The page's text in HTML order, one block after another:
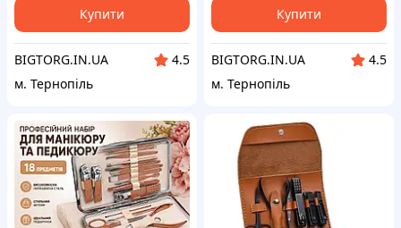
Купити
BIGTORG.IN.UA
4.5
м. Тернопіль
Купити
BIGTORG.IN.UA
4.5
м. Тернопіль